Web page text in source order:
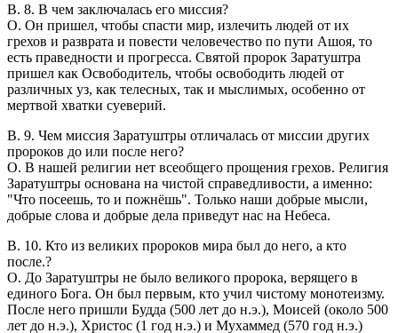
В. 8. В чем заключалась его миссия?
О. Он пришел, чтобы спасти мир, излечить людей от их
грехов и разврата и повести человечество по пути Ашоя, то
есть праведности и прогресса. Святой пророк Заратуштра
пришел как Освободитель, чтобы освободить людей от
различных уз, как телесных, так и мыслимых, особенно от
мертвой хватки суеверий.
В. 9. Чем миссия Заратуштры отличалась от миссии других
пророков до или после него?
О. В нашей религии нет всеобщего прощения грехов. Религия
Заратуштры основана на чистой справедливости, а именно:
"Что посеешь, то и пожнёшь". Только наши добрые мысли,
добрые слова и добрые дела приведут нас на Небеса.
В. 10. Кто из великих пророков мира был до него, а кто
после.?
О. До Заратуштры не было великого пророка, верящего в
единого Бога. Он был первым, кто учил чистому монотеизму.
После него пришли Будда (500 лет до н.э.), Моисей (около 500
лет до н.э.), Христос (1 год н.э.) и Мухаммед (570 год н.э.)